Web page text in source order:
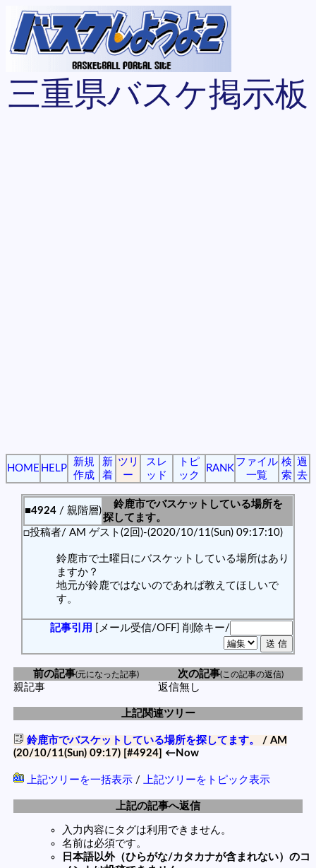
三重県バスケ掲示板
HOME HELP
新規
作成
新
着
ツリ
ー
スレ
ッド
トピ
ック
RANK
ファイル
一覧
検
索
過
去
■4924 / 親階層)
鈴鹿市でバスケットしている場所を
探してます。
□投稿者/ AM ゲスト(2回)-(2020/10/11(Sun) 09:17:10)
鈴鹿市で土曜日にバスケットしている場所はあり
ますか？
地元が鈴鹿ではないのであれば教えてほしいで
す。
記事引用 [メール受信/OFF] 削除キー/
前の記事(元になった記事) 次の記事(この記事の返信)
親記事 返信無し
上記関連ツリー
鈴鹿市でバスケットしている場所を探してます。
/ AM
(20/10/11(Sun) 09:17) [#4924] ←Now
上記ツリーを一括表示 / 上記ツリーをトピック表示
上記の記事へ返信
入力内容にタグは利用できません。
名前は必須です。
日本語以外（ひらがな/カタカナが含まれない）のコ